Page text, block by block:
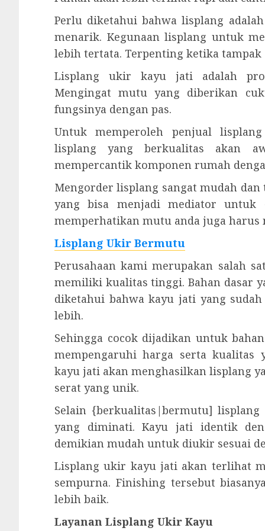
Perlu diketahui bahwa lisplang
menarik. Kegunaan lisplang untuk
lebih tertata. Terpenting ketika tampak
Lisplang ukir kayu jati adalah
Mengingat mutu yang diberikan
fungsinya dengan pas.
Untuk memperoleh penjual
lisplang yang berkualitas akan
mempercantik komponen rumah
Mengorder lisplang sangat mudah
yang bisa menjadi mediator untuk
memperhatikan mutu anda juga
Lisplang Ukir Bermutu
Perusahaan kami merupakan salah
memiliki kualitas tinggi. Bahan dasar
diketahui bahwa kayu jati yang
lebih.
Sehingga cocok dijadikan untuk
mempengaruhi harga serta kualitas
kayu jati akan menghasilkan lisplang
serat yang unik.
Selain {berkualitas|bermutu]
yang diminati. Kayu jati identik
demikian mudah untuk diukir sesuai
Lisplang ukir kayu jati akan terlihat
sempurna. Finishing tersebut
lebih baik.
Layanan Lisplang Ukir Kayu